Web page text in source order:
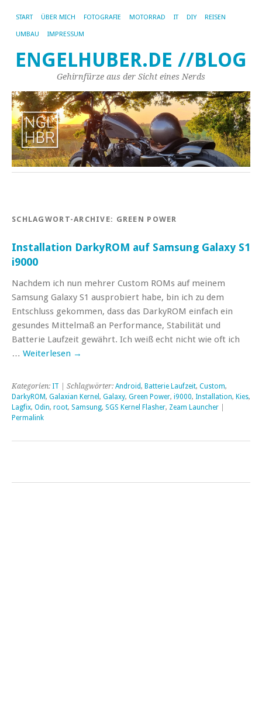
START ÜBER MICH FOTOGRAFIE MOTORRAD IT DIY REISEN
UMBAU IMPRESSUM
ENGELHUBER.DE //BLOG
Gehirnfürze aus der Sicht eines Nerds
SCHLAGWORT-ARCHIVE: GREEN POWER
Installation DarkyROM auf Samsung Galaxy S1
i9000
Nachdem ich nun mehrer Custom ROMs auf meinem
Samsung Galaxy S1 ausprobiert habe, bin ich zu dem
Entschluss gekommen, dass das DarkyROM einfach ein
gesundes Mittelmaß an Performance, Stabilität und
Batterie Laufzeit gewährt. Ich weiß echt nicht wie oft ich
… Weiterlesen →
Kategorien: IT | Schlagwörter: Android, Batterie Laufzeit, Custom,
DarkyROM, Galaxian Kernel , Galaxy, Green Power, i9000, Installation, Kies,
Lagfix, Odin, root, Samsung, SGS Kernel Flasher, Zeam Launcher
Permalink